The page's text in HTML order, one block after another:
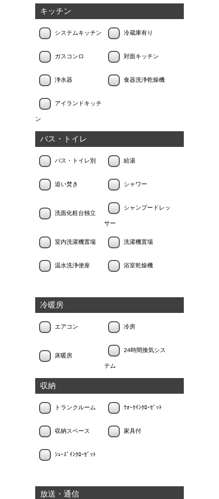
キッチン
システムキッチン 冷蔵庫有り
ガスコンロ 対面キッチン
浄水器 食器洗浄乾燥機
アイランドキッチ
ン
バス・トイレ
バス・トイレ別 給湯
追い焚き シャワー
洗面化粧台独立
シャンプードレッ
サー
室内洗濯機置場 洗濯機置場
温水洗浄便座 浴室乾燥機
冷暖房
エアコン 冷房
床暖房
24時間換気シス
テム
収納
トランクルーム ｳｫｰｸｲﾝｸﾛｰｾﾞｯﾄ
収納スペース 家具付
ｼｭｰｽﾞｲﾝｸﾛｰｾﾞｯﾄ
放送・通信